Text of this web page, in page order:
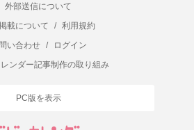
外部送信について
載について
/
利用規約
い合わせ
/
ログイン
ンダー記事制作の取り組み
PC版を表示